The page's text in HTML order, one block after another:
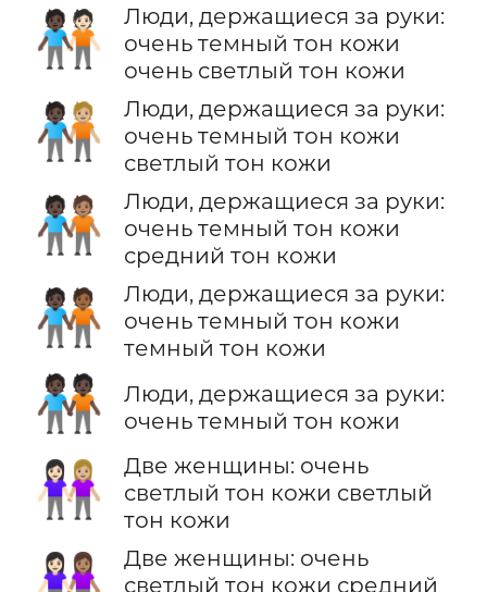
🧑🏿‍🤝‍🧑🏻
Люди, держащиеся за руки:
очень темный тон кожи
очень светлый тон кожи
🧑🏿‍🤝‍🧑🏼
Люди, держащиеся за руки:
очень темный тон кожи
светлый тон кожи
🧑🏿‍🤝‍🧑🏽
Люди, держащиеся за руки:
очень темный тон кожи
средний тон кожи
🧑🏿‍🤝‍🧑🏾
Люди, держащиеся за руки:
очень темный тон кожи
темный тон кожи
🧑🏿‍🤝‍🧑🏿
Люди, держащиеся за руки:
очень темный тон кожи
👩🏻‍🤝‍👩🏼
Две женщины: очень
светлый тон кожи светлый
тон кожи
Две женщины: очень
светлый тон кожи средний